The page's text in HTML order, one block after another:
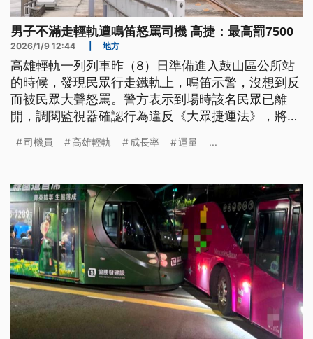
男子不滿走輕軌遭鳴笛怒罵司機 高捷：最高罰7500
2026/1/9 12:44 地方
高雄輕軌一列列車昨（8）日準備進入鼓山區公所站
的時候，發現民眾行走鐵軌上，鳴笛示警，沒想到反
而被民眾大聲怒罵。警方表示到場時該名民眾已離
開，調閱監視器確認行為違反《大眾捷運法》，將通
司機員 高雄輕軌 成長率 運量 ...